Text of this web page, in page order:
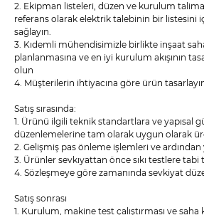
2. Ekipman listeleri, düzen ve kurulum
referans olarak elektrik talebinin bir listesini
sağlayın.
3. Kıdemli mühendisimizle birlikte inşaat
planlanmasına ve en iyi kurulum akışının
olun
4. Müşterilerin ihtiyacına göre ürün
Satış sırasında:
1. Ürünü ilgili teknik standartlara ve yapısal
düzenlemelerine tam olarak uygun olarak
2. Gelişmiş pas önleme işlemleri ve
3. Ürünler sevkıyattan önce sıkı testlere
4. Sözleşmeye göre zamanında sevkiyat
Satış sonrası
1. Kurulum, makine test çalıştırması ve saha